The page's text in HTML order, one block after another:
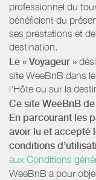
professionnel du
bénéficient du
ses prestations et
destination.
Le « Voyageur »
site WeeBnB dans
l'Hôte ou sur la
Ce site WeeBnB
En parcourant les
avoir lu et accepté
conditions
aux Conditions
WeeBnB a pour